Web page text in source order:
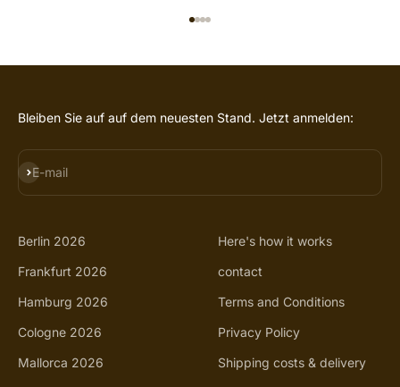
Bleiben Sie auf auf dem neuesten Stand. Jetzt anmelden:
E-mail
SUBSCRIBE
Berlin 2026
Frankfurt 2026
Hamburg 2026
Cologne 2026
Mallorca 2026
Here's how it works
contact
Terms and Conditions
Privacy Policy
Shipping costs & delivery